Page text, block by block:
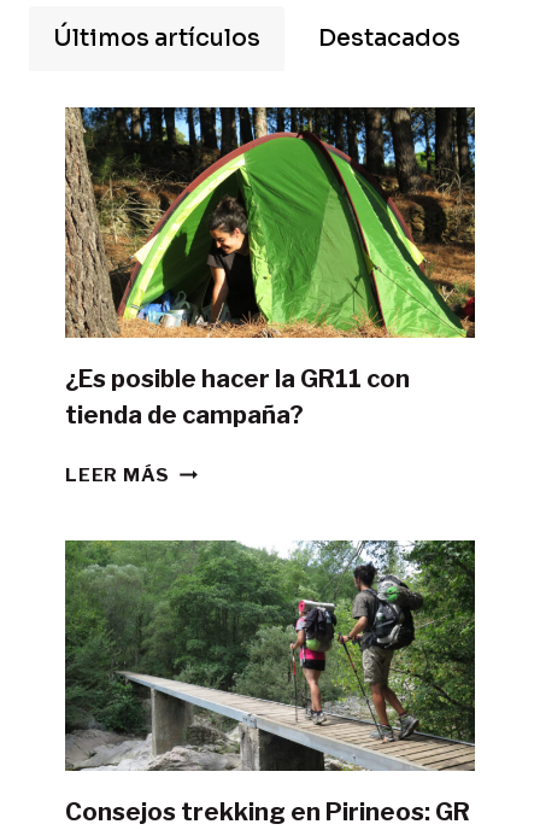
Últimos artículos Destacados
¿Es posible hacer la GR11 con
tienda de campaña?
LEER MÁS ¿ES
LA
GR11
CON
TIENDA
DE
CAMPAÑA?
Consejos trekking en Pirineos: GR